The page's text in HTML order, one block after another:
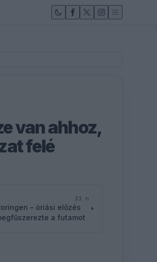
van ahhoz,
felé
11 n
– óriási előzés
a futamot